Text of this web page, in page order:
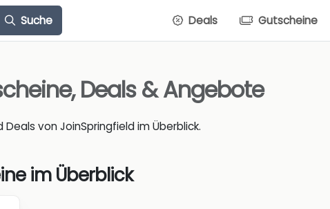
Suche Deals Gutscheine
Deals & Angebote
von JoinSpringfield im Überblick.
im Überblick